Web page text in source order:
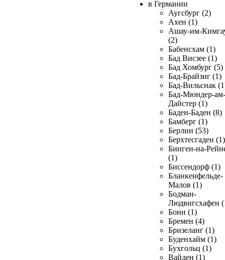
в Германии
Аугсбург (2)
Ахен (1)
Ашау-им-
(2)
Бабенсхам (1)
Бад Висзее (1)
Бад Хомбург (5)
Бад-Брайзиг (1)
Бад-Вильснак
Бад-Мюндер-ам-
Дайстер (1)
Баден-Баден (8)
Бамберг (1)
Берлин (53)
Берхтесгаден (1)
Бинген-на-
(1)
Биссендорф (1)
Бланкенфельде-
Малов (1)
Бодман-
Людвигсхафен
Бонн (1)
Бремен (4)
Бризеланг (1)
Буденхайм (1)
Бухгольц (1)
Вайден (1)